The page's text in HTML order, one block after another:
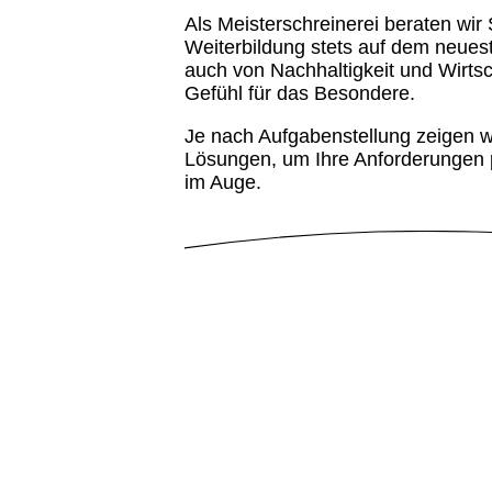
Als Meisterschreinerei beraten
Weiterbildung stets auf dem
auch von Nachhaltigkeit und
Gefühl für das Besondere.
Je nach Aufgabenstellung zeigen
Lösungen, um Ihre
im Auge.